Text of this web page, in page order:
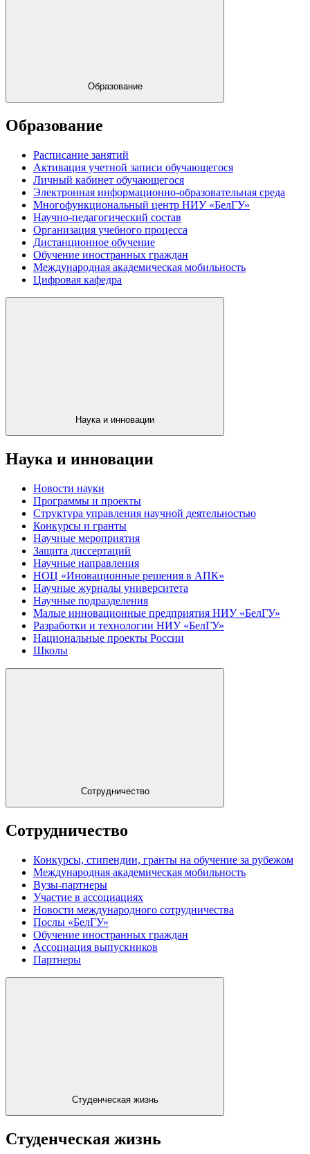
Образование
Образование
Расписание занятий
Активация учетной записи обучающегося
Личный кабинет обучающегося
Электронная информационно-образовательная среда
Многофункциональный центр НИУ «БелГУ»
Научно-педагогический состав
Организация учебного процесса
Дистанционное обучение
Обучение иностранных граждан
Международная академическая мобильность
Цифровая кафедра
Наука и инновации
Наука и инновации
Новости науки
Программы и проекты
Структура управления научной деятельностью
Конкурсы и гранты
Научные мероприятия
Защита диссертаций
Научные направления
НОЦ «Иновационные решения в АПК»
Научные журналы университета
Научные подразделения
Малые инновационные предприятия НИУ «БелГУ»
Разработки и технологии НИУ «БелГУ»
Национальные проекты России
Школы
Сотрудничество
Сотрудничество
Конкурсы, стипендии, гранты на обучение за рубежом
Международная академическая мобильность
Вузы-партнеры
Участие в ассоциациях
Новости международного сотрудничества
Послы «БелГУ»
Обучение иностранных граждан
Ассоциация выпускников
Партнеры
Студенческая жизнь
Студенческая жизнь